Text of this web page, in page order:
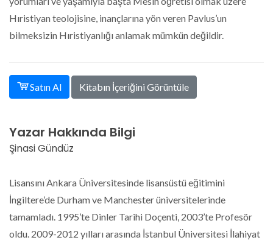
Hıristiyan teolojisine, inançlarına yön veren Pavlus’un
bilmeksizin Hıristiyanlığı anlamak mümkün değildir.
Satın Al Kitabın İçeriğini Görüntüle
Yazar Hakkında Bilgi
Şinasi Gündüz
Lisansını Ankara Üniversitesinde lisansüstü eğitimini
İngiltere’de Durham ve Manchester üniversitelerinde
tamamladı. 1995’te Dinler Tarihi Doçenti, 2003’te Profesör
oldu. 2009-2012 yılları arasında İstanbul Üniversitesi İlahiyat